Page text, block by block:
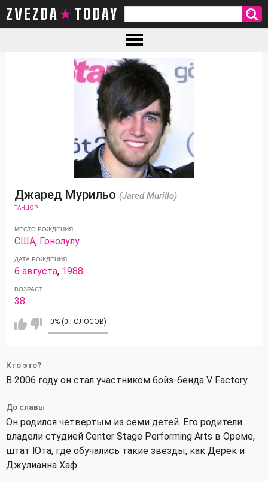
ZVEZDA TODAY
Джаред Мурильо (Jared Murillo)
ТАНЦОР
МЕСТО РОЖДЕНИЯ
США, Гонолулу
ДАТА РОЖДЕНИЯ
6 августа, 1988
ВОЗРАСТ
38
0% (0 ГОЛОСОВ)
Кто это?
В 2006 году он стал участником бойз-бенда V Factory.
До славы
Он родился четвертым из семи детей. Его родители
владели студией Center Stage Performing Arts в Ореме,
штат Юта, где обучались такие звезды, как Дерек и
Джулианна Хаф.